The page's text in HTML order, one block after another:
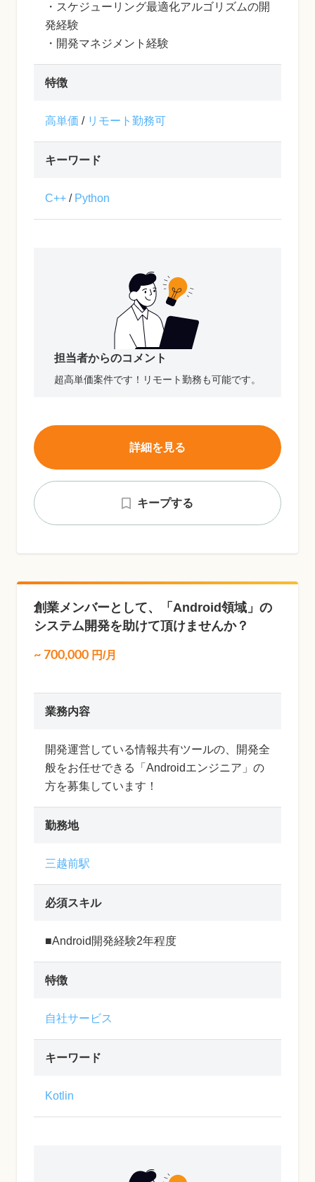
・スケジューリング最適化アルゴリズムの開
発経験
・開発マネジメント経験
特徴
高単価 / リモート勤務可
キーワード
C++ / Python
担当者からのコメント
超高単価案件です！リモート勤務も可能です。
キープする
詳細を見る
創業メンバーとして、「Android領域」の
システム開発を助けて頂けませんか？
~ 700,000 円/月
業務内容
開発運営している情報共有ツールの、開発全
般をお任せできる「Androidエンジニア」の
方を募集しています！
勤務地
三越前駅
必須スキル
■Android開発経験2年程度
特徴
自社サービス
キーワード
Kotlin